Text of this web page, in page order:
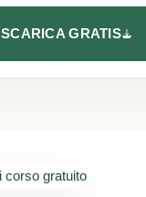
SCARICA GRATIS